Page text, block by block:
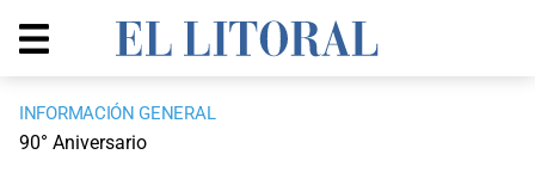
INFORMACIÓN GENERAL
90° Aniversario